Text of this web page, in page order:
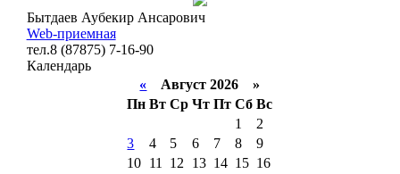
Бытдаев Аубекир Ансарович
Web-приемная
тел.8 (87875) 7-16-90
Календарь
« Август 2026 »
Пн Вт Ср Чт Пт Сб Вс
1
2
3
4 5 6 7 8
9
10 11 12 13 14 15 16